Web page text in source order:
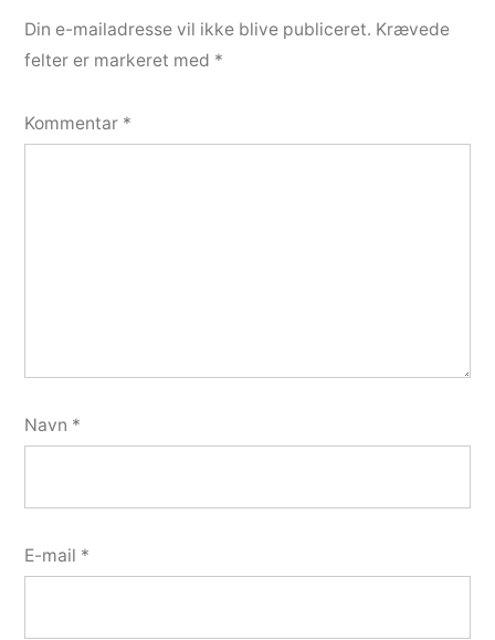
Din e-mailadresse vil ikke blive publiceret. Krævede
felter er markeret med *
Kommentar *
Navn *
E-mail *